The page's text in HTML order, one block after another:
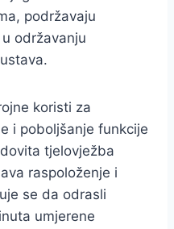
podržavaju
održavanju
koristi za
i poboljšanje funkcije
tjelovježba
raspoloženje i
se da odrasli
umjerene